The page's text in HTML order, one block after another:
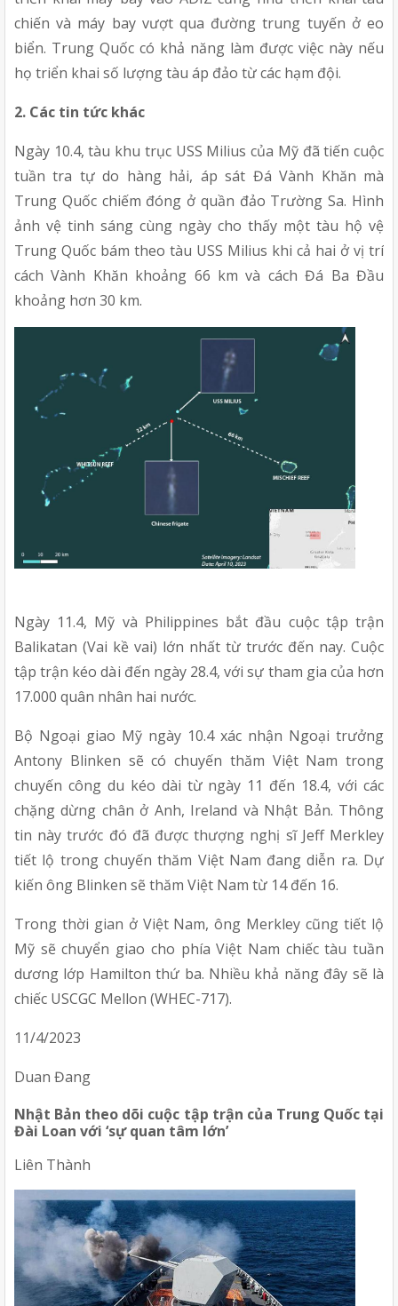
chiến và máy bay vượt qua đường trung tuyến ở eo
biển. Trung Quốc có khả năng làm được việc này nếu
họ triển khai số lượng tàu áp đảo từ các hạm đội.
2. Các tin tức khác
Ngày 10.4, tàu khu trục USS Milius của Mỹ đã tiến cuộc
tuần tra tự do hàng hải, áp sát Đá Vành Khăn mà
Trung Quốc chiếm đóng ở quần đảo Trường Sa. Hình
ảnh vệ tinh sáng cùng ngày cho thấy một tàu hộ vệ
Trung Quốc bám theo tàu USS Milius khi cả hai ở vị trí
cách Vành Khăn khoảng 66 km và cách Đá Ba Đầu
khoảng hơn 30 km.
Ngày 11.4, Mỹ và Philippines bắt đầu cuộc tập trận
Balikatan (Vai kề vai) lớn nhất từ trước đến nay. Cuộc
tập trận kéo dài đến ngày 28.4, với sự tham gia của hơn
17.000 quân nhân hai nước.
Bộ Ngoại giao Mỹ ngày 10.4 xác nhận Ngoại trưởng
Antony Blinken sẽ có chuyến thăm Việt Nam trong
chuyến công du kéo dài từ ngày 11 đến 18.4, với các
chặng dừng chân ở Anh, Ireland và Nhật Bản. Thông
tin này trước đó đã được thượng nghị sĩ Jeff Merkley
tiết lộ trong chuyến thăm Việt Nam đang diễn ra. Dự
kiến ông Blinken sẽ thăm Việt Nam từ 14 đến 16.
Trong thời gian ở Việt Nam, ông Merkley cũng tiết lộ
Mỹ sẽ chuyển giao cho phía Việt Nam chiếc tàu tuần
dương lớp Hamilton thứ ba. Nhiều khả năng đây sẽ là
chiếc USCGC Mellon (WHEC-717).
11/4/2023
Duan Đang
Nhật Bản theo dõi cuộc tập trận của Trung Quốc tại
Đài Loan với ‘sự quan tâm lớn’
Liên Thành